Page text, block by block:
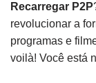
Recarregar P2P
revolucionar a
programas e
voilà! Você está